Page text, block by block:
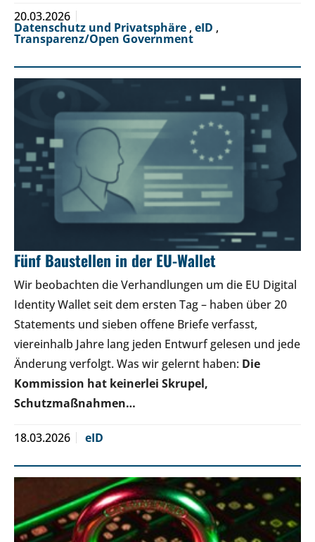
20.03.2026
Datenschutz und Privatsphäre , eID ,
Transparenz/Open Government
Fünf Baustellen in der EU-Wallet
Wir beobachten die Verhandlungen um die EU Digital
Identity Wallet seit dem ersten Tag – haben über 20
Statements und sieben offene Briefe verfasst,
viereinhalb Jahre lang jeden Entwurf gelesen und jede
Änderung verfolgt. Was wir gelernt haben: Die
Kommission hat keinerlei Skrupel,
Schutzmaßnahmen…
18.03.2026 eID